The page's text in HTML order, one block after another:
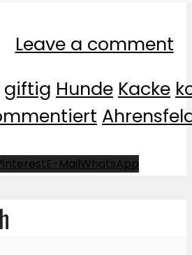
Leave a comment
giftig Hunde Kacke
E-MailWhatsApp